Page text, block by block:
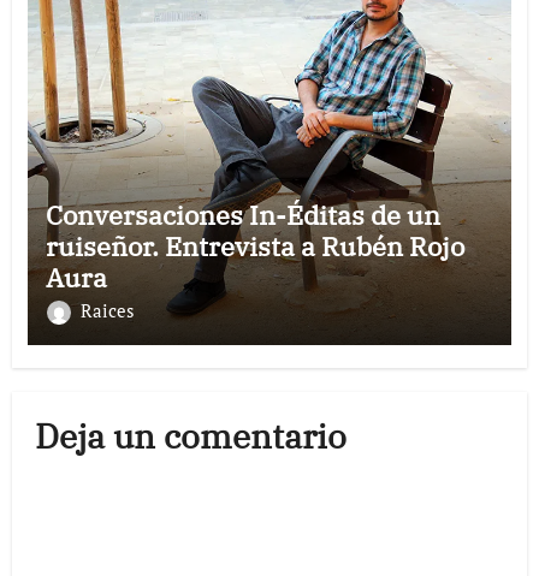
Conversaciones In-Éditas de un
ruiseñor. Entrevista a Rubén Rojo
Aura
Raices
Deja un comentario